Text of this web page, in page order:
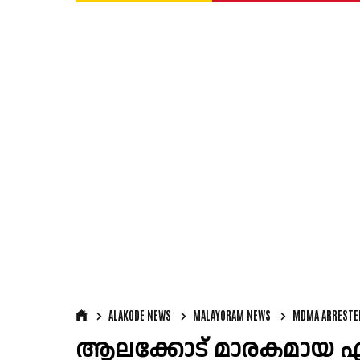
ALAKODE NEWS MALAYORAM NEWS MDMA
ആലക്കോട് മാരകമായ